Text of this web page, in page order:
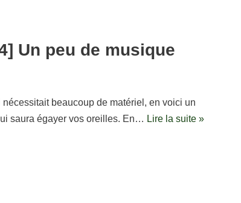
Un peu de musique
beaucoup de matériel, en voici un
saura égayer vos oreilles. En… Lire la suite »